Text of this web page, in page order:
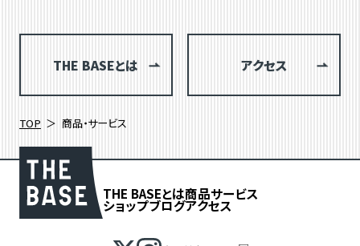
THE BASEとは アクセス
TOP 商品・サービス
THE BASEとは商品サービス
ショップブログアクセス